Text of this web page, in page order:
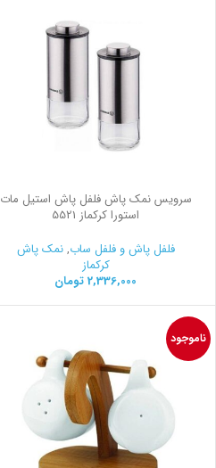
سرویس نمک پاش فلفل پاش استیل مات
استورا کرکماز 5521
فلفل پاش و فلفل ساب,نمک پاش
کرکماز
2,336,000 تومان
ناموجود